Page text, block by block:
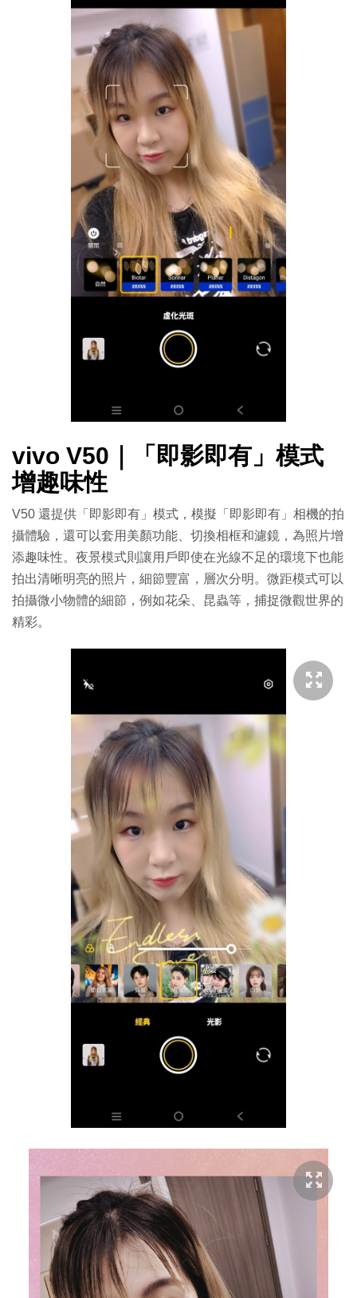
vivo V50｜「即影即有」模式
增趣味性
V50 還提供「即影即有」模式，模擬「即影即有」相機的拍
攝體驗，還可以套用美顏功能、切換相框和濾鏡，為照片增
添趣味性。夜景模式則讓用戶即使在光線不足的環境下也能
拍出清晰明亮的照片，細節豐富，層次分明。微距模式可以
拍攝微小物體的細節，例如花朵、昆蟲等，捕捉微觀世界的
精彩。